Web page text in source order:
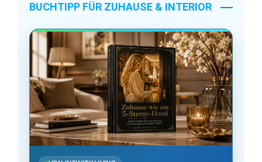
BUCHTIPP FÜR ZUHAUSE & INTERIOR